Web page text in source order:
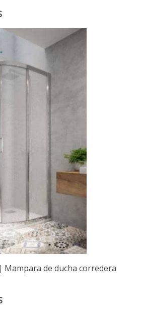
| Mampara de ducha corredera